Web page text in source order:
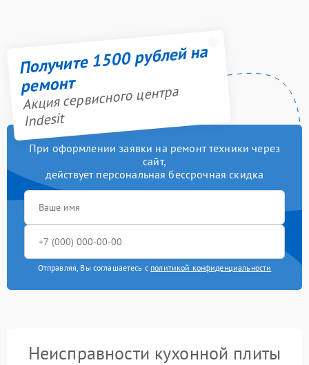
Получите 1500 рублей на
ремонт
Акция сервисного центра
Indesit
При оформлении заявки на ремонт техники через
сайт,
действует персональная бессрочная скидка
Отправляя, Вы соглашаетесь с политикой конфиденциальности
Неисправности кухонной плиты